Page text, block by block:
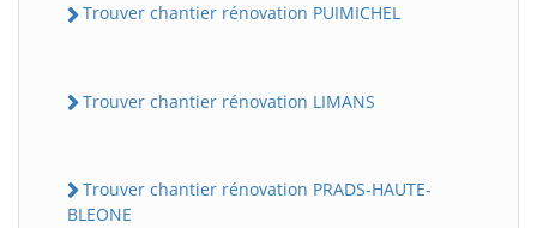
Trouver chantier rénovation PUIMICHEL
Trouver chantier rénovation LIMANS
Trouver chantier rénovation PRADS-HAUTE-
BLEONE